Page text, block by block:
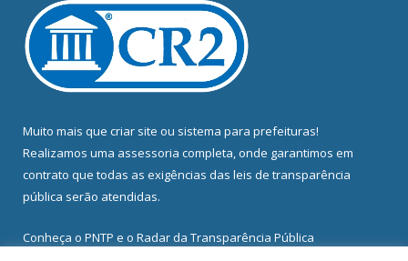
Muito mais que criar site ou sistema para prefeituras!
Realizamos uma assessoria completa, onde garantimos em
contrato que todas as exigências das leis de transparência
pública serão atendidas.
Conheça o PNTP e o Radar da Transparência Pública